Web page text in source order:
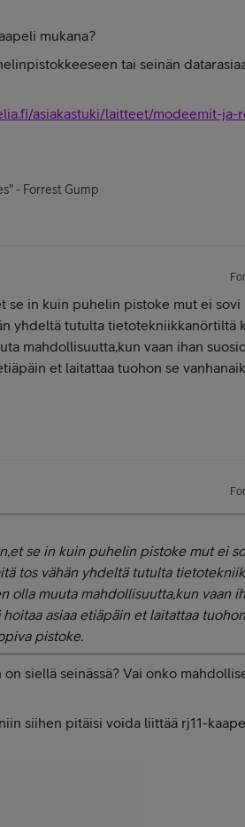
mukana?
tai seinän
asiakastuki/laitteet/modeemit-
- Forrest Gump
se in kuin puhelin pistoke mut ei sovi
yhdeltä tutulta tietotekniikkanörtiltä
mahdollisuutta,kun vaan ihan
et laitattaa tuohon se
se in kuin puhelin pistoke mut ei
tos vähän yhdeltä tutulta
olla muuta mahdollisuutta,kun vaan
asiaa etiäpäin et laitattaa
pistoke.
siellä seinässä? Vai onko
siihen pitäisi voida liittää rj11-